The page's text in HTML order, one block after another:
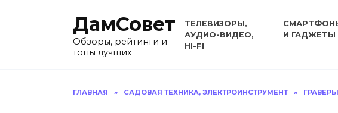
ДамСовет
Обзоры, рейтинги и
топы лучших
ТЕЛЕВИЗОРЫ,
АУДИО-ВИДЕО,
HI-FI
И ГАДЖЕТЫ
ГЛАВНАЯ » САДОВАЯ ТЕХНИКА, ЭЛЕКТРОИНСТРУМЕНТ »